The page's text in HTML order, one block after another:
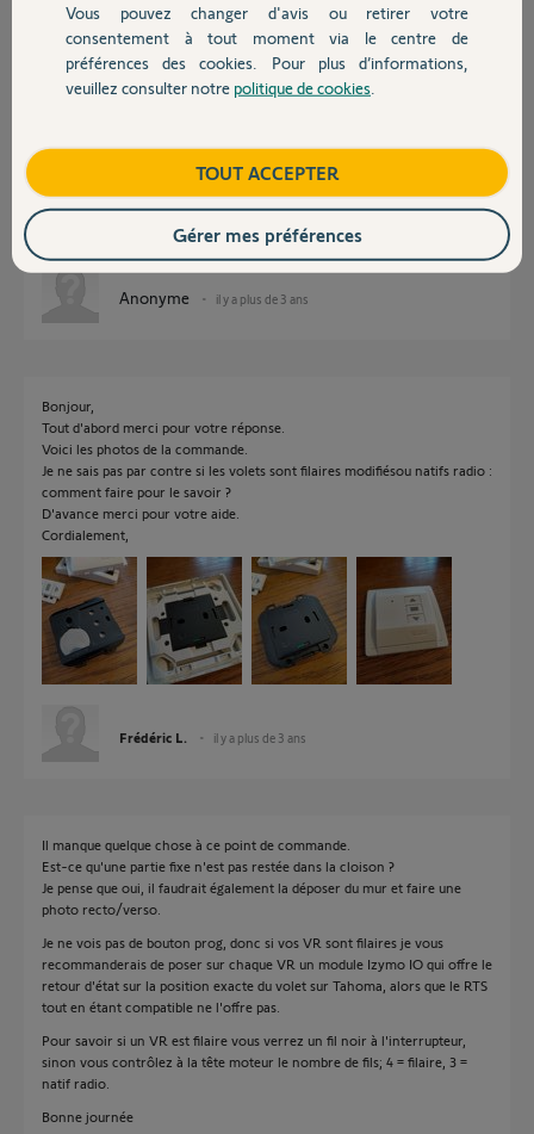
Devis avec un pro
Contact
Bonjour,
La réf ne nous aide pas.
Posez ici une photo recto verso de ce point de commande;
Ils sont en RTS donc compatibles Tahoma.
que le point de commande comporte une touche "prog".
Anonyme il y a plus de 3 ans
Bonjour,
Tout d'abord merci pour votre réponse.
Voici les photos de la commande.
Je ne sais pas par contre si les volets sont filaires modifiésou natifs radio :
comment faire pour le savoir ?
D'avance merci pour votre aide.
Cordialement,
Frédéric L. il y a plus de 3 ans
Il manque quelque chose à ce point de commande.
Est-ce qu'une partie fixe n'est pas restée dans la cloison ?
Je pense que oui, il faudrait également la déposer du mur et faire une
photo recto/verso.
Je ne vois pas de bouton prog, donc si vos VR sont filaires je vous
recommanderais de poser sur chaque VR un module Izymo IO qui offre le
retour d'état sur la position exacte du volet sur Tahoma, alors que le RTS
tout en étant compatible ne l'offre pas.
Pour savoir si un VR est filaire vous verrez un fil noir à l'interrupteur,
sinon vous contrôlez à la tête moteur le nombre de fils; 4 = filaire, 3 =
natif radio.
Bonne journée
Vous pouvez changer d'avis ou retirer votre
consentement à tout moment via le centre de
préférences des cookies. Pour plus d’informations,
veuillez consulter notre politique de cookies
TOUT ACCEPTER
Gérer mes préférences